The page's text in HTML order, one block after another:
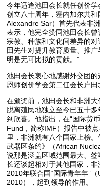
今年适逢池田会长就任创价
创立八十周年，塞内加尔共
Alexandre Sar）首先代表非
表示，他完全赞同池田会长曾
宗教、种族和文化间差异的
田先生对提升教育质量、推
明是无可比拟的贡献。”
池田会长衷心地感谢外交团
恩师创价学会第二任会长户田
在颁奖前，池田会长和非洲
脱离殖民地独立至今已五十
到欣喜。他指出，在“国际货
Fund，简称IMF）报告中被
里，非洲就有八个国家上榜
武器区条约》（African
说那是涵盖区域范围最大、
长还谈起相对于其他国家，
2010年联合国“国际青年年”
2010），起到领导的作用。